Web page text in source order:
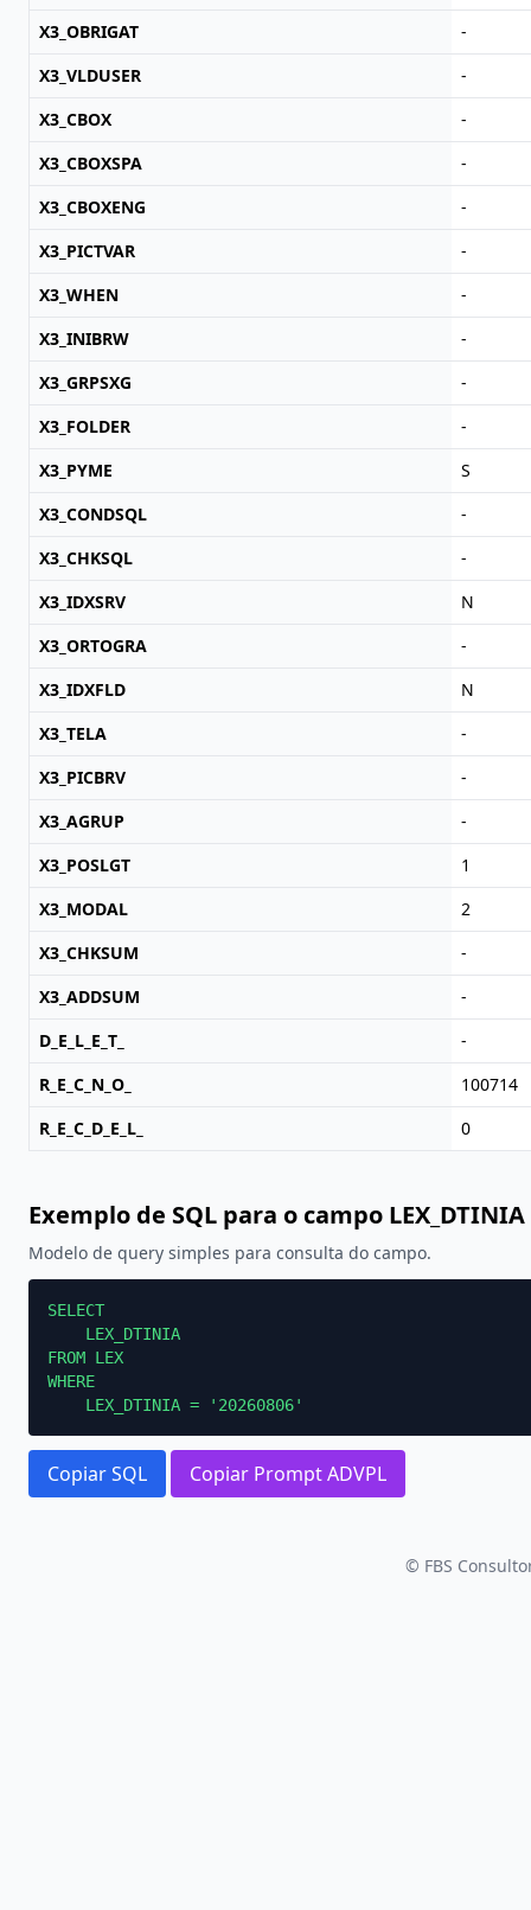
X3_OBRIGAT
-
X3_VLDUSER
-
X3_CBOX
-
X3_CBOXSPA
-
X3_CBOXENG
-
X3_PICTVAR
-
X3_WHEN
-
X3_INIBRW
-
X3_GRPSXG
-
X3_FOLDER
-
X3_PYME
S
X3_CONDSQL
-
X3_CHKSQL
-
X3_IDXSRV
N
X3_ORTOGRA
-
X3_IDXFLD
N
X3_TELA
-
X3_PICBRV
-
X3_AGRUP
-
X3_POSLGT
1
X3_MODAL
2
X3_CHKSUM
-
X3_ADDSUM
-
D_E_L_E_T_
-
R_E_C_N_O_
100714
R_E_C_D_E_L_
0
Exemplo de SQL para o campo LEX_DTINIA
Modelo de query simples para consulta do campo.
SELECT
    LEX_DTINIA
FROM LEX
WHERE
    LEX_DTINIA = '20260806'
Copiar SQL Copiar Prompt ADVPL
© FBS